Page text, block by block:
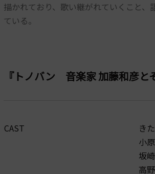
描かれており、歌い継がれていくこと
ている。
『トノバン 音楽家 加藤和彦と
CAST
き
小
坂
高